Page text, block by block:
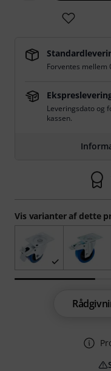
Vis varianter af dette
Forventes mellem
Leveringsdato og
kassen.